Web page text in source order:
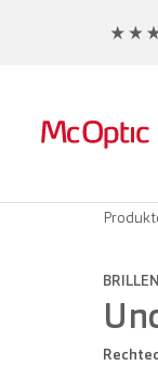
BRILLEN